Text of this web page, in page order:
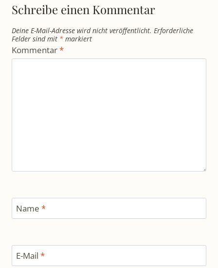
Schreibe einen Kommentar
Deine E-Mail-Adresse wird nicht veröffentlicht. Erforderliche
Felder sind mit * markiert
Kommentar*
Name *
E-Mail *